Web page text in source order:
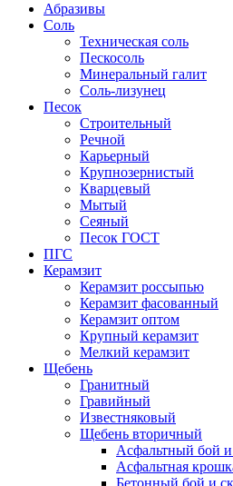
Абразивы
Соль
Техническая соль
Пескосоль
Минеральный галит
Соль-лизунец
Песок
Строительный
Речной
Карьерный
Крупнозернистый
Кварцевый
Мытый
Сеяный
Песок ГОСТ
ПГС
Керамзит
Керамзит россыпью
Керамзит фасованный
Керамзит оптом
Крупный керамзит
Мелкий керамзит
Щебень
Гранитный
Гравийный
Известняковый
Щебень вторичный
Асфальтный бой и
Асфальтная
Бетонный бой и